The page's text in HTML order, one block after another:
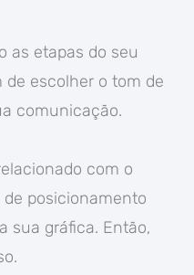
as etapas do seu
escolher o tom de
comunicação.
com o
posicionamento
sua gráfica. Então,